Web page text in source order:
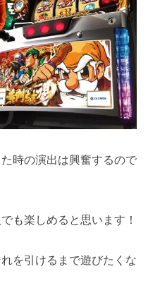
時の演出は興奮するので
も楽しめると思います！
を引けるまで遊びたくな